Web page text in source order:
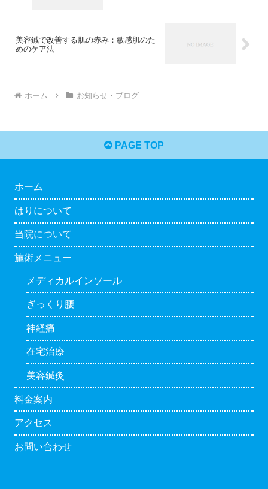
美容鍼で改善する肌の赤み：敏感肌のた
めのケア法
ホーム お知らせ・ブログ
PAGE TOP
ホーム
はりについて
当院について
施術メニュー
メディカルインソール
ぎっくり腰
神経痛
在宅治療
美容鍼灸
料金案内
アクセス
お問い合わせ